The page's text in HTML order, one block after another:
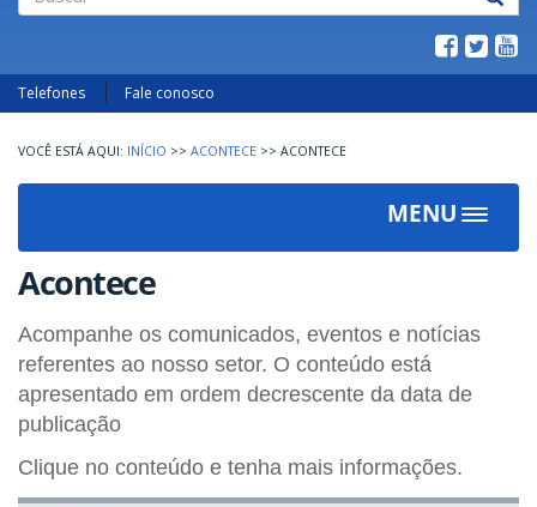
Telefones Fale conosco
INÍCIO >> ACONTECE >> ACONTECE
MENU
Toggle
Acontece
Acompanhe os comunicados, eventos e notícias
referentes ao nosso setor. O conteúdo está
apresentado em ordem decrescente da data de
publicação
Clique no conteúdo e tenha mais informações.